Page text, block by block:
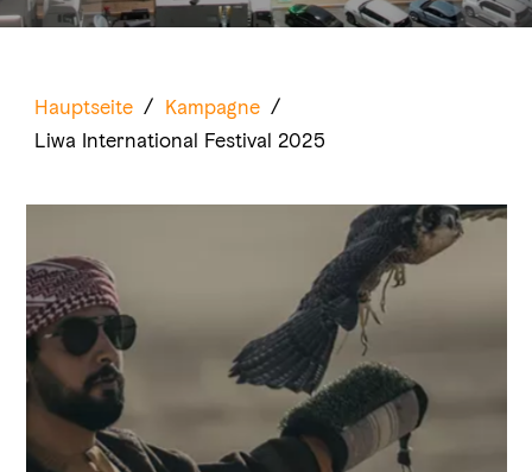
Hauptseite / Kampagne /
Liwa International Festival 2025